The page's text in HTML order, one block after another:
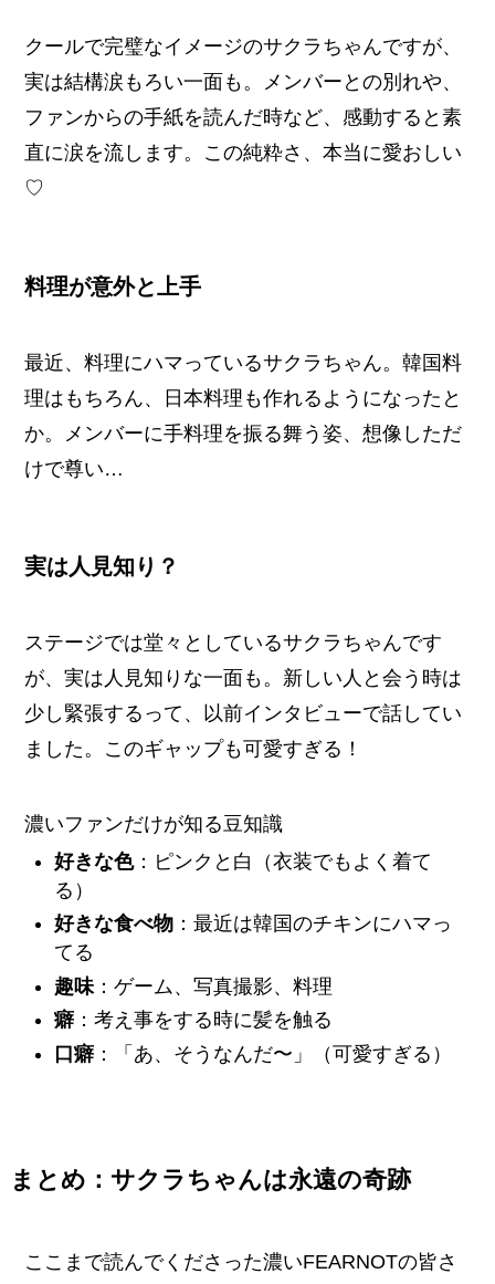
クールで完璧なイメージのサクラちゃんですが、
実は結構涙もろい一面も。メンバーとの別れや、
ファンからの手紙を読んだ時など、感動すると素
直に涙を流します。この純粋さ、本当に愛おしい
♡
料理が意外と上手
最近、料理にハマっているサクラちゃん。韓国料
理はもちろん、日本料理も作れるようになったと
か。メンバーに手料理を振る舞う姿、想像しただ
けで尊い…
実は人見知り？
ステージでは堂々としているサクラちゃんです
が、実は人見知りな一面も。新しい人と会う時は
少し緊張するって、以前インタビューで話してい
ました。このギャップも可愛すぎる！
濃いファンだけが知る豆知識
好きな色：ピンクと白（衣装でもよく着て
る）
好きな食べ物 ：最近は韓国のチキンにハマっ
てる
趣味 ：ゲーム、写真撮影、料理
癖 ：考え事をする時に髪を触る
口癖 ：「あ、そうなんだ〜」（可愛すぎる）
まとめ：サクラちゃんは永遠の奇跡
ここまで読んでくださった濃いFEARNOTの皆さ